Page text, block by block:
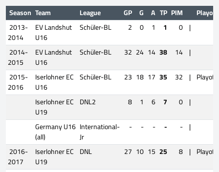
Season Team League GP G A TP PIM
2013-
2014
EV Landshut
U16
Schüler-BL 2 0 1 1 0 |
2014-
2015
EV Landshut
U16
Schüler-BL 32 24 14 38 14 |
2015-
2016
Iserlohner EC
U16
Schüler-BL 23 18 17 35 32 |
Iserlohner EC
U19
DNL2 8 1 6 7 0 |
Germany U16
(all)
International-
Jr
- - - - - |
2016-
2017
Iserlohner EC
U19
DNL 27 10 15 25 8 |